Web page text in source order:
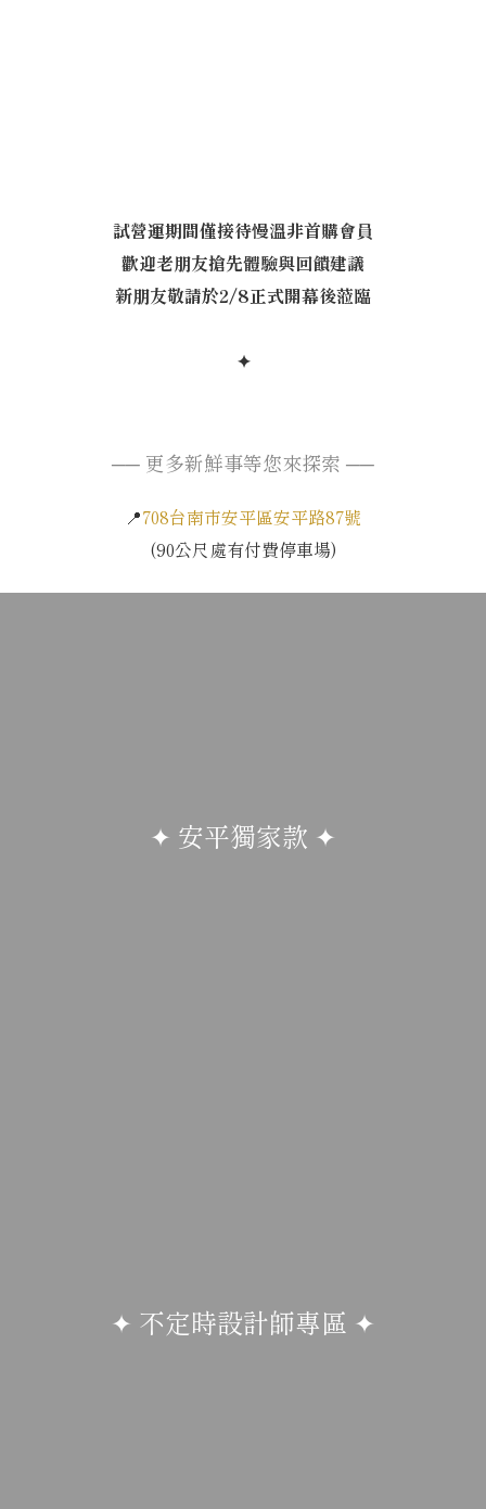
試營運期間僅接待慢溫非首購會員
歡迎老朋友搶先體驗與回饋建議
新朋友敬請於2/8正式開幕後蒞臨
✦
── 更多新鮮事等您來探索 ──
📍708台南市安平區安平路87號
(90公尺處有付費停車場)
✦ 安平獨家款 ✦
✦ 不定時設計師專區 ✦